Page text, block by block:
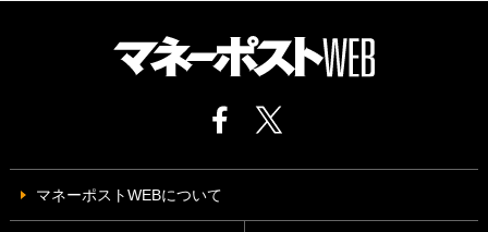
マネーポストWEBについて